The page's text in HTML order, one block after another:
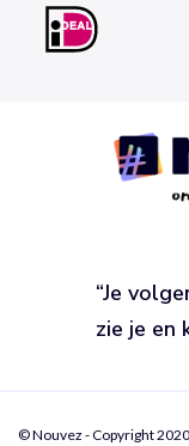
“Je
zie je en
© Nouvez - Copyright 2020